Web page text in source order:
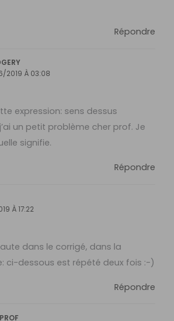
Répondre
2019 À 03:08
expression: sens dessus
un petit problème cher prof. Je
signifie.
Répondre
À 17:22
dans le corrigé, dans la
ci-dessous est répété deux fois :-)
Répondre